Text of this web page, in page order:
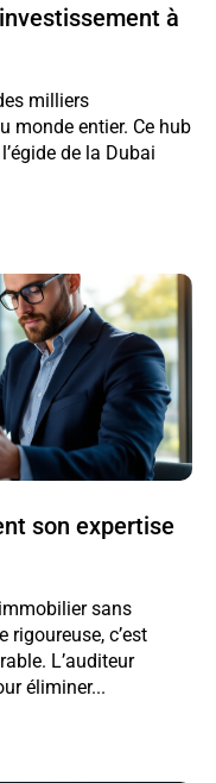
à
milliers
monde entier. Ce hub
de la Dubai
son expertise
sans
rigoureuse, c’est
L’auditeur
éliminer...